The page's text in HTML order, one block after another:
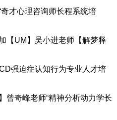
才心理咨询师长程系统培
UM】吴小进老师【解梦释
强迫症认知行为专业人才培
奇峰老师“精神分析动力学长